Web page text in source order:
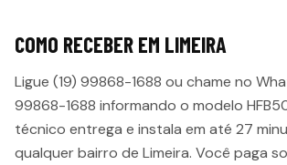
COMO RECEBER EM LIMEIRA
Ligue (19) 99868-1688 ou chame no
99868-1688 informando o modelo
técnico entrega e instala em até 27
qualquer bairro de Limeira. Você paga